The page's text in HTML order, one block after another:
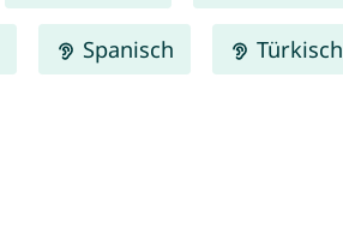
Spanisch Türkisch